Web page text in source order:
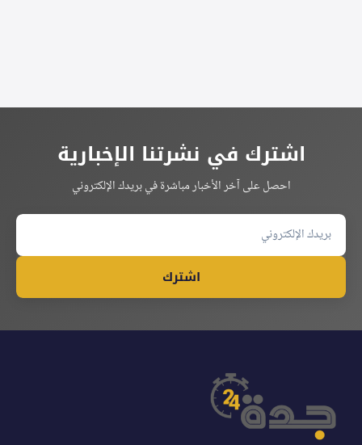
اشترك في نشرتنا الإخبارية
احصل على آخر الأخبار مباشرة في بريدك الإلكتروني
اشترك